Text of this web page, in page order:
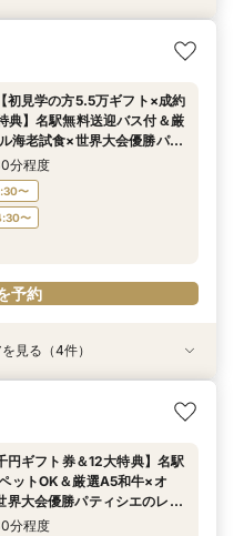
日使えるレストランチケッ
〜
〜
予約
ェフ×世界大会優勝パティシ
べるギフト券×12大特典×プ
分程度
〜
〜
予約
目来館限定★5000円ギフト券
レゼント＞シェフ厳選A5和牛
分程度
〜
〜
予約
★プロ集団と創る】会場＆見
〜
〜
予約
切W】リングドッグ＆専用衣
〜
〜
予約
初見学の方5.5万ギフト×成約
典】名駅無料送迎バス付＆厳
海老試食×世界大会優勝パ
デザートブッフェ40名様分
分程度
〜
〜
予約
円ギフト券＆12大特典】名
ペットOK＆厳選A5和牛×オ
ェ40名様分プレゼント！
分程度
〜
〜
緒に楽しむ結婚式♪】1組貸切
典付限定12大特典！
〜
〜
】会場＆見積＆準備サポート
〜
〜
日使えるレストランチケッ
〜
〜
見る（4件）
円ギフト券＆12大特典】名駅
ットOK＆厳選A5和牛×オ
界大会優勝パティシエのレシ
ェ40名様分プレゼント！
分程度